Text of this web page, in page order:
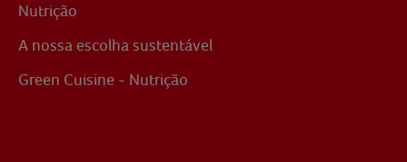
Nutrição
A nossa escolha sustentável
Green Cuisine - Nutrição